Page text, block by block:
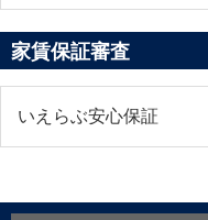
家賃保証審査
いえらぶ安心保証